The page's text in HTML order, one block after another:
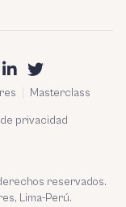
Masterclass
privacidad
reservados.
Lima-Perú.